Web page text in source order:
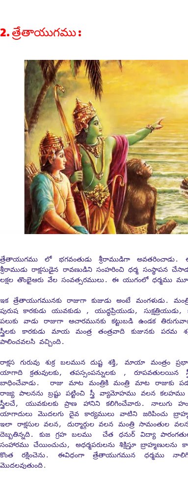
2. త్రేతాయుగము :
త్రేతాయుగము లో భగవంతుడు శ్రీరాముడిగా
శ్రీరాముడు రాక్షసుడైన రావణుడిని సంహరించి ధర్మ సంస్థాపన
లక్షల తొంభైఆరు వేల సంవత్సరములు. ఈ యుగంలో ధర్మము
ఇక త్రేతాయుగమునకు రాజుగా కుజుడు అంటే మంగళుడు.
పురుష కారకుడు యువకుడు , యుద్ధప్రియుడు,
పలుకు వాడు రాజుగా ఆచారమునకు కట్టుబడి ఉండక
స్త్రీలకు కారకుడు మాయ మంత్ర తంత్రవాది కుజునకు పరమ
పాలించవలసి వచ్చింది.
రాక్షస గురువు శుక్ర బలమున దుష్ట శక్తి, మాయా మంత్రం
యాగాది క్రతువులకు, తపస్సంపన్నులకు , రూపవతులయిన
బాధించేవాడు. రాజు మాట మంత్రికి మంత్రి మాట రాజుకు
రాజ్య పాలనను బ్రష్టు పట్టించి స్త్రీ వ్యామోహము వలన కలహము
స్త్రీలచే, యువకులకు ప్రాణ హానిని కలిగించేవారు. నాలుగు
యాగాదులు మొదలగు దైవ కార్యములు వాటిని జరిపించు
ఇలా రాక్షసుల వలన, దుర్మార్గుల వలన మంత్రి సామంతుల
దెబ్బతిన్నది. కుజ గ్రహ బలము చేత ధనుర్ విద్యా
సంహారము చేయించుచు, అధర్మపరులను శిక్షిస్తూ బ్రాహ్మణులను
కొంత రక్షించెను. ఈవిధంగా త్రేతాయుగమున ధర్మము
మొదలవుతుంది.